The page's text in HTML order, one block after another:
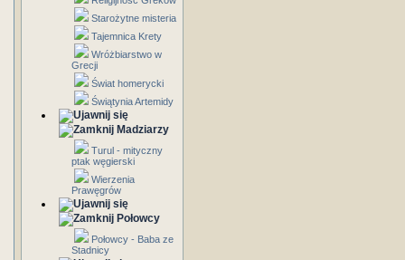
Starożytne misteria
Tajemnica Krety
Wróżbiarstwo w
Grecji
Świat homerycki
Świątynia Artemidy
Madziarzy
Turul - mityczny
ptak węgierski
Wierzenia
Prawęgrów
Połowcy
Połowcy - Baba ze
Stadnicy